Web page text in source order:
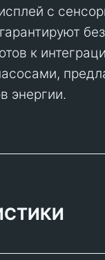
с
к
энергии.